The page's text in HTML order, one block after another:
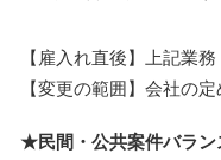
【雇入れ直後】上記業務
【変更の範囲】会社の
★民間・公共案件バラ